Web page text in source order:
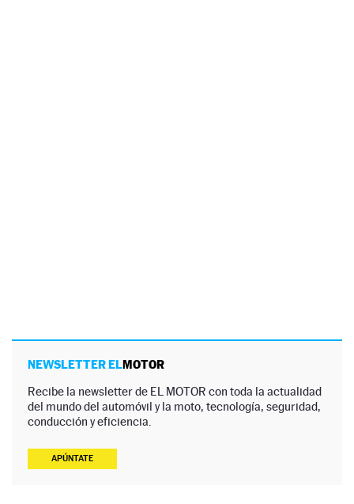
NEWSLETTER ELMOTOR
Recibe la newsletter de EL MOTOR con toda la actualidad
del mundo del automóvil y la moto, tecnología, seguridad,
conducción y eficiencia.
APÚNTATE